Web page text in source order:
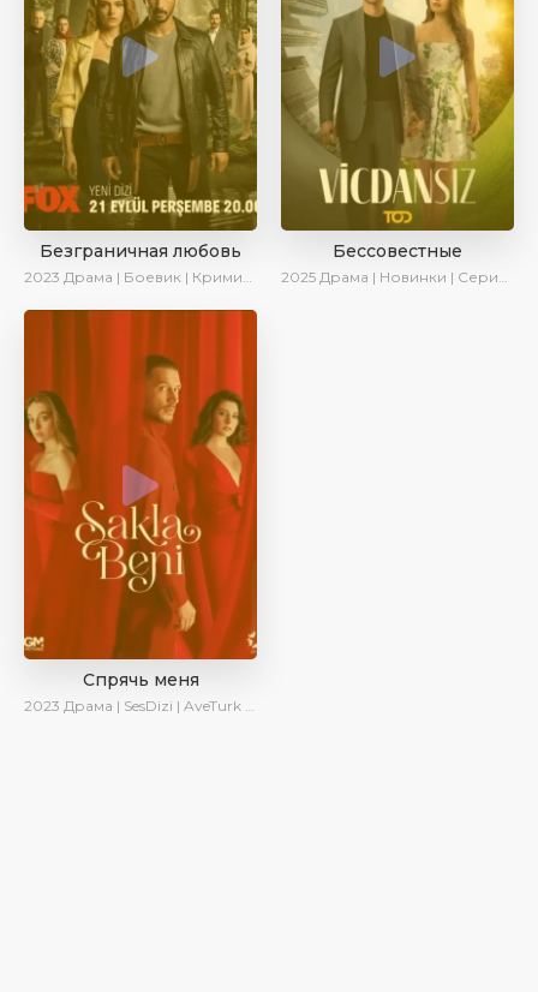
Безграничная любовь
2023 Драма | Боевик | Криминал | SesDizi | Сериалы 2023
Бессовестные
2025 Драма | Новинки | Сериалы 2025
Спрячь меня
2023 Драма | SesDizi | AveTurk | AlisaDirilis | Сериалы 2023